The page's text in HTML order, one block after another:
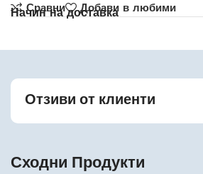
Сравни
Добави в любими
Начин на доставка
Отзиви от клиенти
Сходни Продукти